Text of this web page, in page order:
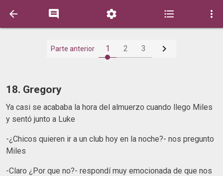
    
Parte anterior 1 2 3 
18. Gregory
Ya casi se acababa la hora del almuerzo cuando llego Miles
y sentó junto a Luke
-¿Chicos quieren ir a un club hoy en la noche?- nos pregunto
Miles
-Claro ¿Por que no?- respondí muy emocionada de que nos